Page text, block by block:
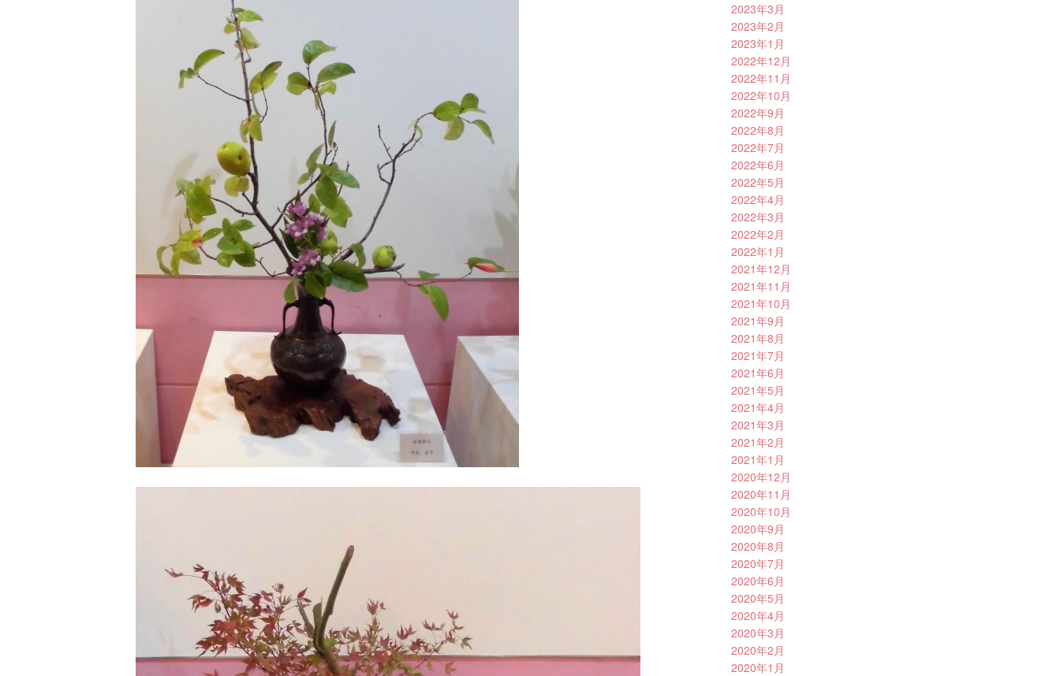
2023年3月
2023年2月
2023年1月
2022年12月
2022年11月
2022年10月
2022年9月
2022年8月
2022年7月
2022年6月
2022年5月
2022年4月
2022年3月
2022年2月
2022年1月
2021年12月
2021年11月
2021年10月
2021年9月
2021年8月
2021年7月
2021年6月
2021年5月
2021年4月
2021年3月
2021年2月
2021年1月
2020年12月
2020年11月
2020年10月
2020年9月
2020年8月
2020年7月
2020年6月
2020年5月
2020年4月
2020年3月
2020年2月
2020年1月